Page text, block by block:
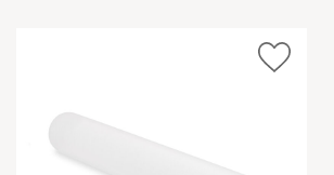
do salonów kosmetycznych i
Szerokość: 50 cm
Kolor: biały